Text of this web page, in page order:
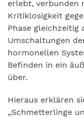
erlebt, verbunden
Kritiklosigkeit
Phase gleichzeitig
Umschaltungen
hormonellen
Befinden in ein
über.
Hieraus erklären
„Schmetterlinge